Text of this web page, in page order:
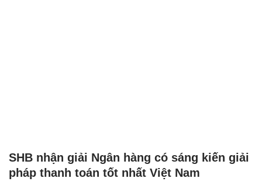
SHB nhận giải Ngân hàng có sáng kiến giải
pháp thanh toán tốt nhất Việt Nam